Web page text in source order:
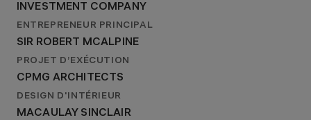
INVESTMENT COMPANY
ENTREPRENEUR PRINCIPAL
SIR ROBERT MCALPINE
PROJET D’EXÉCUTION
CPMG ARCHITECTS
DESIGN D'INTÉRIEUR
MACAULAY SINCLAIR